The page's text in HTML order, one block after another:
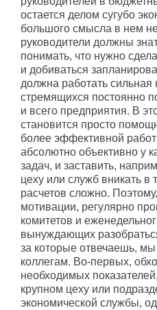
остается делом сугубо
большого смысла в нем
руководители должны
понимать, что нужно
и добиваться
должна работать
стремящихся постоянно
и всего предприятия. В
становится просто
более эффективной
абсолютно объективно у
задач, и заставить,
цеху или служб вникать в
расчетов сложно.
мотивации, регулярно
комитетов и
вынуждающих
за которые отвечаешь,
коллегам. Во-первых,
необходимых
крупном цеху или
экономической службы,